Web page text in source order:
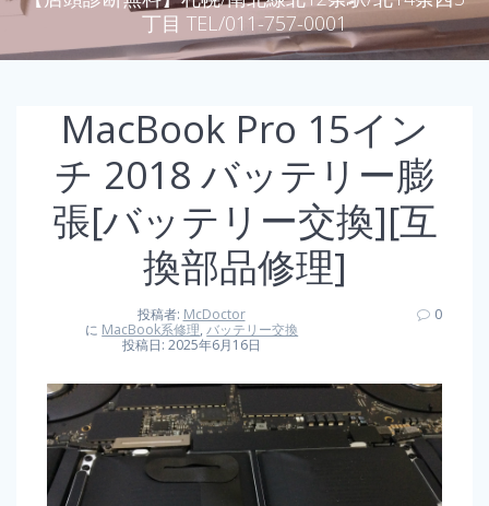
丁目 TEL/011-757-0001
MacBook Pro 15イン
チ 2018 バッテリー膨
張[バッテリー交換][互
換部品修理]
投稿者: McDoctor
に MacBook系修理,バッテリー交換
投稿日: 2025年6月16日
0